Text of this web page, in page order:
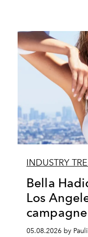
INDUSTRY
Bella
Los
05.08.2026 by